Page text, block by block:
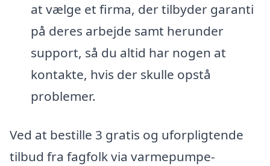
at vælge et firma, der tilbyder garanti
på deres arbejde samt herunder
support, så du altid har nogen at
kontakte, hvis der skulle opstå
problemer.
Ved at bestille 3 gratis og uforpligtende
tilbud fra fagfolk via varmepumpe-